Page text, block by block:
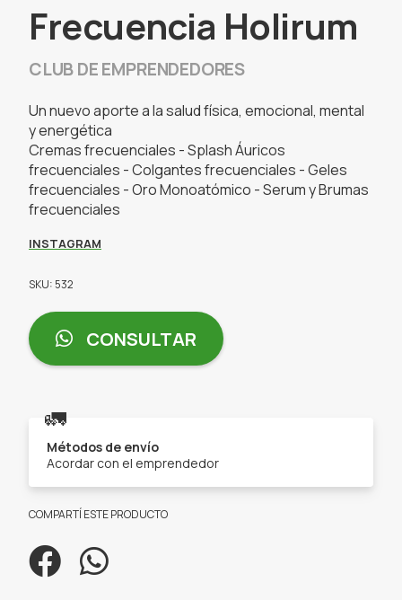
Frecuencia Holirum
CLUB DE EMPRENDEDORES
Un nuevo aporte a la salud física, emocional, mental
y energética
Cremas frecuenciales - Splash Áuricos
frecuenciales - Colgantes frecuenciales - Geles
frecuenciales - Oro Monoatómico - Serum y Brumas
frecuenciales
INSTAGRAM
SKU: 532
CONSULTAR
🚛
Métodos de envío
Acordar con el emprendedor
COMPARTÍ ESTE PRODUCTO